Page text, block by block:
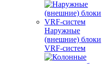
Наружные
(внешние) блоки
VRF-систем